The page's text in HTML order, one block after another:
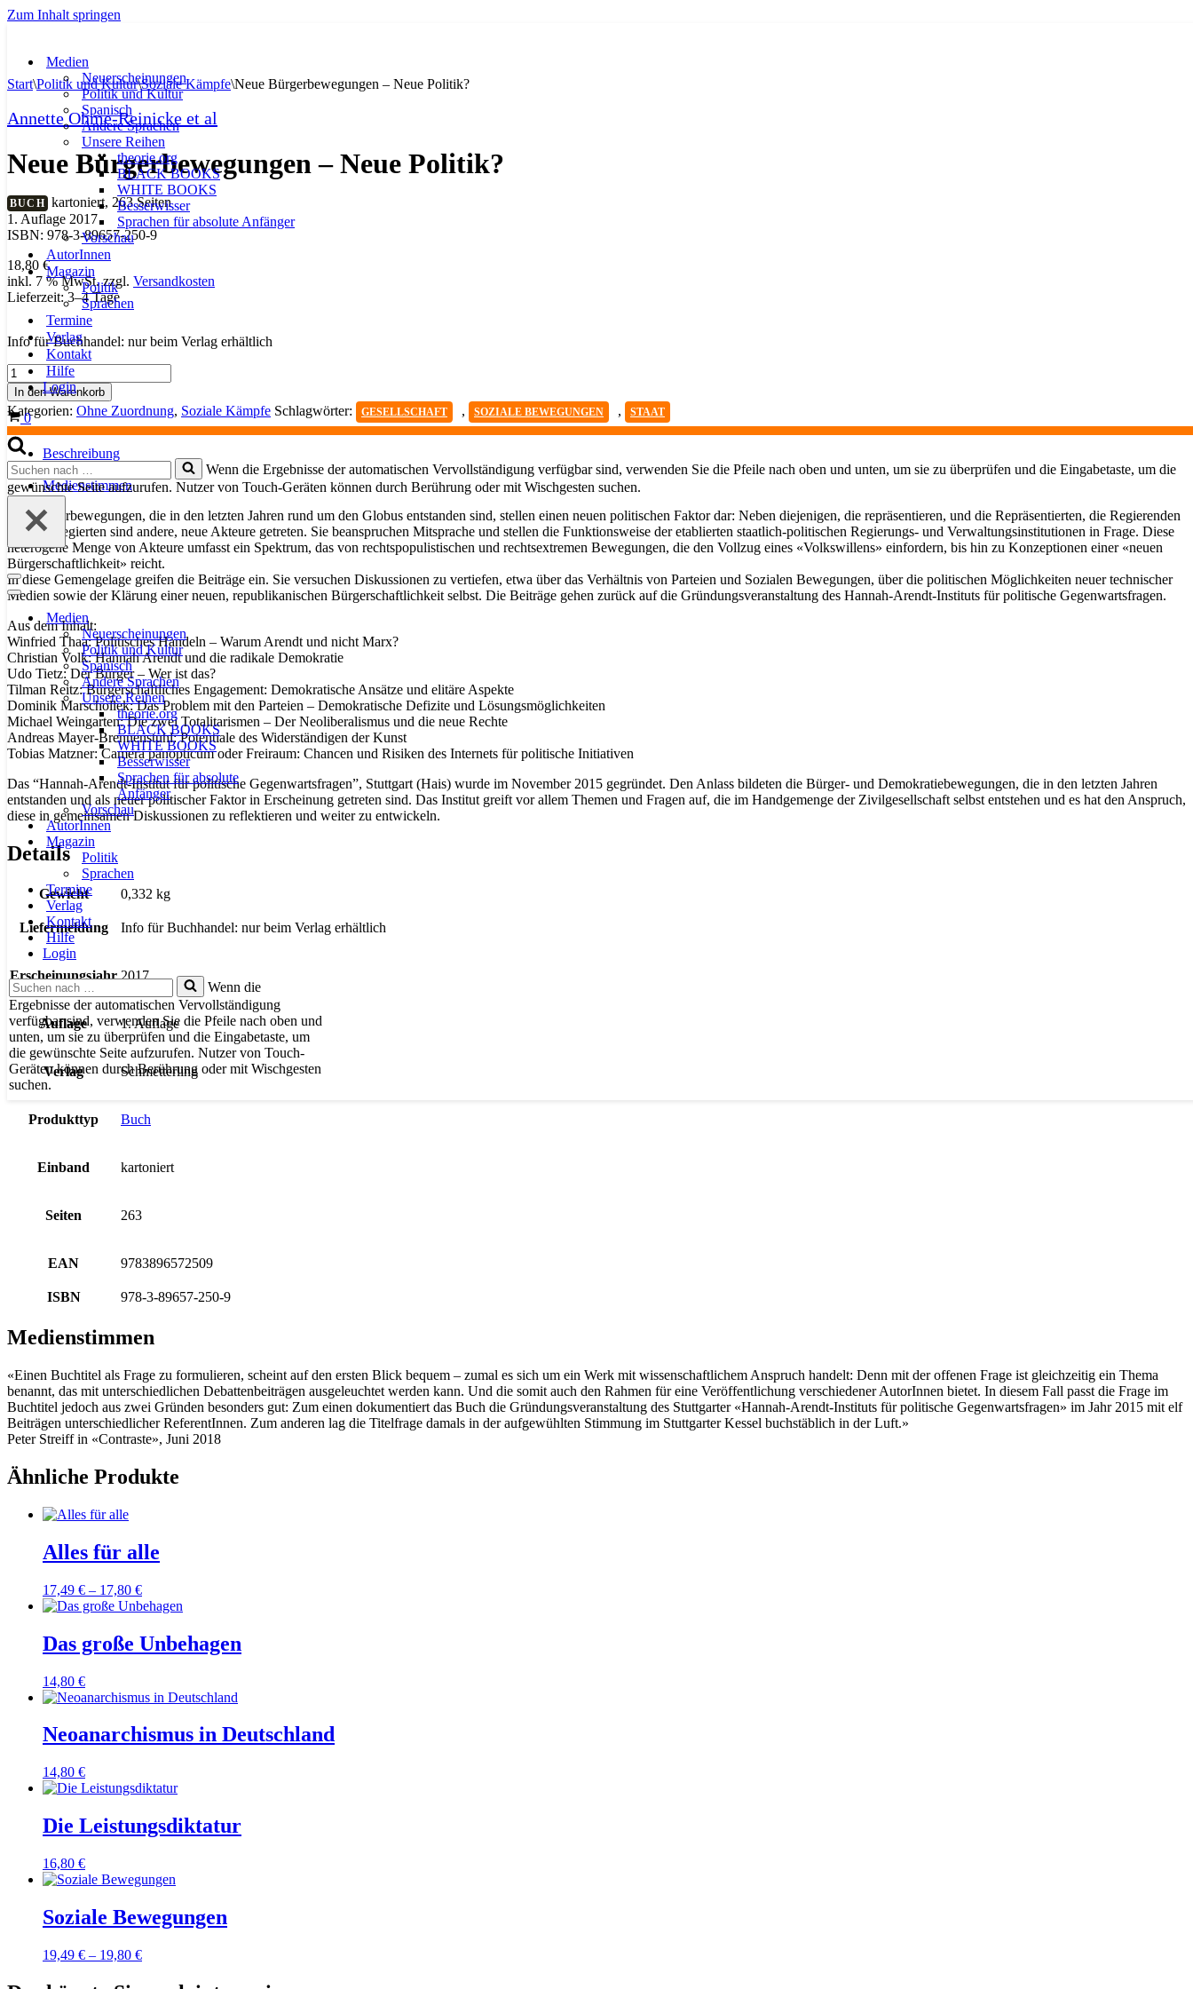
Zum Inhalt springen
Medien
Neuerscheinungen
Politik und Kultur
Spanisch
Andere Sprachen
Unsere Reihen
theorie.org
BLACK BOOKS
WHITE BOOKS
Besserwisser
Sprachen für absolute Anfänger
Vorschau
AutorInnen
Magazin
Politik
Sprachen
Termine
Verlag
Kontakt
Hilfe
Login
Warenkorb
0
Suchen
nach …
Wenn die Ergebnisse der automatischen Vervollständigung verfügbar sind, verwenden Sie die Pfeile nach oben und unten, um sie zu überprüfen und die Eingabetaste, um die
gewünschte Seite aufzurufen. Nutzer von Touch-Geräten können durch Berührung oder mit Wischgesten suchen.
Navigationsmenü
Navigationsmenü
Medien
Neuerscheinungen
Politik und Kultur
Spanisch
Andere Sprachen
Unsere Reihen
theorie.org
BLACK BOOKS
WHITE BOOKS
Besserwisser
Sprachen für absolute
Anfänger
Vorschau
AutorInnen
Magazin
Politik
Sprachen
Termine
Verlag
Kontakt
Hilfe
Login
Suchen
nach …
Wenn die
Ergebnisse der automatischen Vervollständigung
verfügbar sind, verwenden Sie die Pfeile nach oben und
unten, um sie zu überprüfen und die Eingabetaste, um
die gewünschte Seite aufzurufen. Nutzer von Touch-
Geräten können durch Berührung oder mit Wischgesten
suchen.
Start\Politik und Kultur\Soziale Kämpfe\Neue Bürgerbewegungen – Neue Politik?
Annette Ohme-Reinicke et al
Neue Bürgerbewegungen – Neue Politik?
BUCH kartoniert, 263 Seiten
1. Auflage 2017
ISBN: 978-3-89657-250-9
18,80 €
inkl. 7 % MwSt. zzgl. Versandkosten
Lieferzeit:3–4 Tage
Info für Buchhandel: nur beim Verlag erhältlich
Neue
Bürgerbewegungen
-
Neue
Politik?
Menge
In den Warenkorb
Kategorien: Ohne Zuordnung, Soziale Kämpfe Schlagwörter: GESELLSCHAFT , SOZIALE BEWEGUNGEN , STAAT
Beschreibung
Details
Medienstimmen
Die Bürgerbewegungen, die in den letzten Jahren rund um den Globus entstanden sind, stellen einen neuen politischen Faktor dar: Neben diejenigen, die repräsentieren, und die Repräsentierten, die Regierenden
und die Regierten sind andere, neue Akteure getreten. Sie beanspruchen Mitsprache und stellen die Funktionsweise der etablierten staatlich-politischen Regierungs- und Verwaltungsinstitutionen in Frage. Diese
heterogene Menge von Akteure umfasst ein Spektrum, das von rechtspopulistischen und rechtsextremen Bewegungen, die den Vollzug eines «Volkswillens» einfordern, bis hin zu Konzeptionen einer «neuen
Bürgerschaftlichkeit» reicht.
In diese Gemengelage greifen die Beiträge ein. Sie versuchen Diskussionen zu vertiefen, etwa über das Verhältnis von Parteien und Sozialen Bewegungen, über die politischen Möglichkeiten neuer technischer
Medien sowie der Klärung einer neuen, republikanischen Bürgerschaftlichkeit selbst. Die Beiträge gehen zurück auf die Gründungsveranstaltung des Hannah-Arendt-Instituts für politische Gegenwartsfragen.
Aus dem Inhalt:
Winfried Thaa: Politisches Handeln – Warum Arendt und nicht Marx?
Christian Volk: Hannah Arendt und die radikale Demokratie
Udo Tietz: Der Bürger – Wer ist das?
Tilman Reitz: Bürgerschaftliches Engagement: Demokratische Ansätze und elitäre Aspekte
Dominik Marschollek: Das Problem mit den Parteien – Demokratische Defizite und Lösungsmöglichkeiten
Michael Weingarten: Die zwei Totalitarismen – Der Neoliberalismus und die neue Rechte
Andreas Mayer-Brennenstuhl: Potentiale des Widerständigen der Kunst
Tobias Matzner: Camera panopticum oder Freiraum: Chancen und Risiken des Internets für politische Initiativen
Das “Hannah-Arendt-Institut für politische Gegenwartsfragen”, Stuttgart (Hais) wurde im November 2015 gegründet. Den Anlass bildeten die Bürger- und Demokratiebewegungen, die in den letzten Jahren
entstanden und als neuer politischer Faktor in Erscheinung getreten sind. Das Institut greift vor allem Themen und Fragen auf, die im Handgemenge der Zivilgesellschaft selbst entstehen und es hat den Anspruch,
diese in gemeinsamen Diskussionen zu reflektieren und weiter zu entwickeln.
Details
Gewicht 0,332 kg
Liefermeldung Info für Buchhandel: nur beim Verlag erhältlich
Erscheinungsjahr 2017
Auflage 1. Auflage
Verlag Schmetterling
Produkttyp Buch
Einband kartoniert
Seiten 263
EAN 9783896572509
ISBN 978-3-89657-250-9
Medienstimmen
«Einen Buchtitel als Frage zu formulieren, scheint auf den ersten Blick bequem – zumal es sich um ein Werk mit wissenschaftlichem Anspruch handelt: Denn mit der offenen Frage ist gleichzeitig ein Thema
benannt, das mit unterschiedlichen Debattenbeiträgen ausgeleuchtet werden kann. Und die somit auch den Rahmen für eine Veröffentlichung verschiedener AutorInnen bietet. In diesem Fall passt die Frage im
Buchtitel jedoch aus zwei Gründen besonders gut: Zum einen dokumentiert das Buch die Gründungsveranstaltung des Stuttgarter «Hannah-Arendt-Instituts für politische Gegenwartsfragen» im Jahr 2015 mit elf
Beiträgen unterschiedlicher ReferentInnen. Zum anderen lag die Titelfrage damals in der aufgewühlten Stimmung im Stuttgarter Kessel buchstäblich in der Luft.»
Peter Streiff in «Contraste», Juni 2018
Ähnliche Produkte
Alles für alle
17,49 € – 17,80 €
Das große Unbehagen
14,80 €
Neoanarchismus in Deutschland
14,80 €
Die Leistungsdiktatur
16,80 €
Soziale Bewegungen
19,49 € – 19,80 €